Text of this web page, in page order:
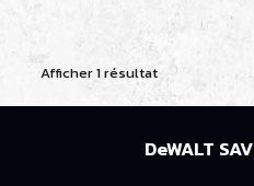
Afficher 1 résultat
DeWALT SAV